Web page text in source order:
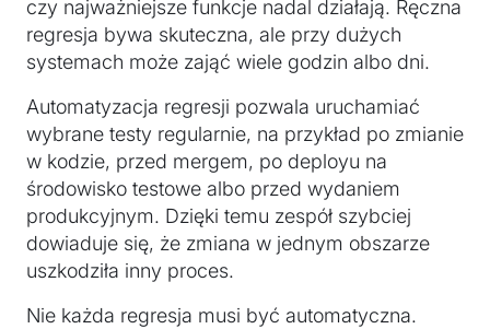
czy najważniejsze funkcje nadal działają. Ręczna
regresja bywa skuteczna, ale przy dużych
systemach może zająć wiele godzin albo dni.
Automatyzacja regresji pozwala uruchamiać
wybrane testy regularnie, na przykład po zmianie
w kodzie, przed mergem, po deployu na
środowisko testowe albo przed wydaniem
produkcyjnym. Dzięki temu zespół szybciej
dowiaduje się, że zmiana w jednym obszarze
uszkodziła inny proces.
Nie każda regresja musi być automatyczna.